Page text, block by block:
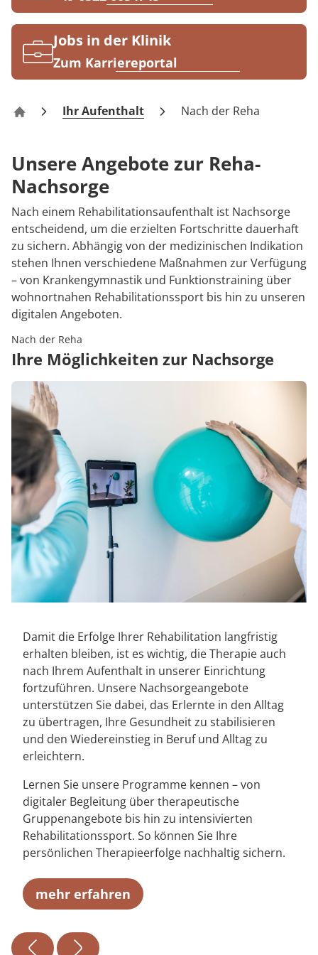
Karriere
Jobs in der Klinik
Zum Karriereportal
Buchberg-Klinik Bad Tölz
Ihr Aufenthalt Nach der Reha
Unsere Angebote zur Reha-
Nachsorge
Nach einem Rehabilitationsaufenthalt ist Nachsorge
entscheidend, um die erzielten Fortschritte dauerhaft
zu sichern. Abhängig von der medizinischen Indikation
stehen Ihnen verschiedene Maßnahmen zur Verfügung
– von Krankengymnastik und Funktionstraining über
wohnortnahen Rehabilitationssport bis hin zu unseren
digitalen Angeboten.
Nach der Reha
Ihre Möglichkeiten zur Nachsorge
Damit die Erfolge Ihrer Rehabilitation langfristig
erhalten bleiben, ist es wichtig, die Therapie auch
nach Ihrem Aufenthalt in unserer Einrichtung
fortzuführen. Unsere Nachsorgeangebote
unterstützen Sie dabei, das Erlernte in den Alltag
zu übertragen, Ihre Gesundheit zu stabilisieren
und den Wiedereinstieg in Beruf und Alltag zu
erleichtern.
Lernen Sie unsere Programme kennen – von
digitaler Begleitung über therapeutische
Gruppenangebote bis hin zu intensivierten
Rehabilitationssport. So können Sie Ihre
persönlichen Therapieerfolge nachhaltig sichern.
mehr erfahren